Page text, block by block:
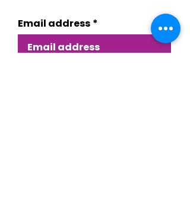
Email address *